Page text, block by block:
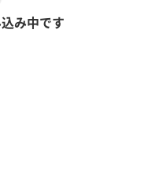
み中です